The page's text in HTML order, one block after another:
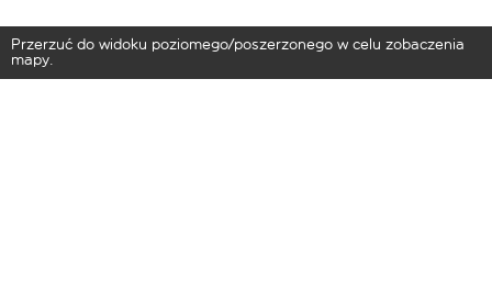
Przerzuć do widoku poziomego/poszerzonego w celu zobaczenia
mapy.